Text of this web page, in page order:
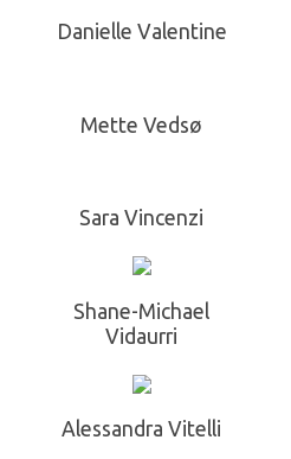
Danielle Valentine
Mette Vedsø
Sara Vincenzi
Shane-Michael
Vidaurri
Alessandra Vitelli